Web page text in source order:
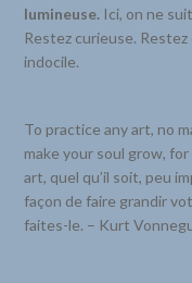
lumineuse. Ici, on ne
Restez curieuse.
indocile.
To practice any art, no
make your soul grow,
art, quel qu’il soit, peu
façon de faire grandir
faites-le. – Kurt